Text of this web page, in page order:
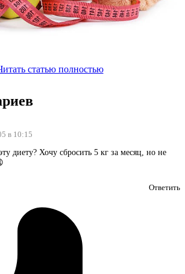
статью полностью
в 10:15
диету? Хочу сбросить 5 кг за месяц, но не
Ответить